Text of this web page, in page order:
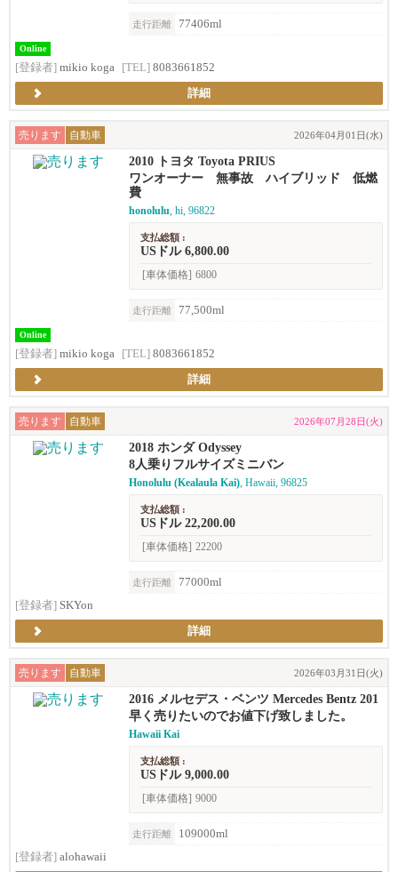
走行距離 77406ml
Online
[登録者] mikio koga [TEL] 8083661852
詳細
売ります 自動車 2026年04月01日(水)
2010 トヨタ Toyota PRIUS
ワンオーナー 無事故 ハイブリッド 低燃
費
honolulu, hi, 96822
支払総額 :
USドル 6,800.00
[車体価格] 6800
走行距離 77,500ml
Online
[登録者] mikio koga [TEL] 8083661852
詳細
売ります 自動車 2026年07月28日(火)
2018 ホンダ Odyssey
8人乗りフルサイズミニバン
Honolulu (Kealaula Kai), Hawaii, 96825
支払総額 :
USドル 22,200.00
[車体価格] 22200
走行距離
77000ml
[登録者] SKYon
詳細
売ります 自動車 2026年03月31日(火)
2016 メルセデス・ベンツ Mercedes Bentz 201
6 GLC300 SUV ベンツ
早く売りたいのでお値下げ致しました。
Hawaii Kai
支払総額 :
USドル 9,000.00
[車体価格] 9000
走行距離
109000ml
[登録者] alohawaii